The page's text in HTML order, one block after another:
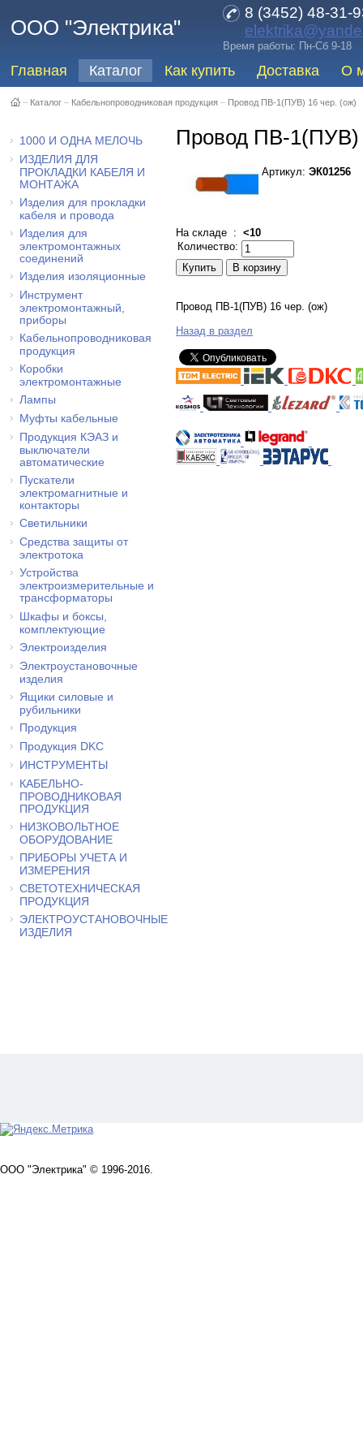
ООО "Электрика"
8 (3452) 48-31-
Время работы: Пн-Сб 9-18
Главная Каталог Как купить Доставка О
– Каталог – Кабельнопроводниковая продукция – Провод ПВ-1(ПУВ) 16 чер. (ож)
1000 И ОДНА МЕЛОЧЬ
ИЗДЕЛИЯ ДЛЯ
ПРОКЛАДКИ КАБЕЛЯ И
МОНТАЖА
Изделия для прокладки
кабеля и провода
Изделия для
электромонтажных
соединений
Изделия изоляционные
Инструмент
электромонтажный,
приборы
Кабельнопроводниковая
продукция
Коробки
электромонтажные
Лампы
Муфты кабельные
Продукция КЭАЗ и
выключатели
автоматические
Пускатели
электромагнитные и
контакторы
Светильники
Средства защиты от
электротока
Устройства
электроизмерительные и
трансформаторы
Шкафы и боксы,
комплектующие
Электроизделия
Электроустановочные
изделия
Ящики силовые и
рубильники
Продукция
Продукция DKC
ИНСТРУМЕНТЫ
КАБЕЛЬНО-
ПРОВОДНИКОВАЯ
ПРОДУКЦИЯ
НИЗКОВОЛЬТНОЕ
ОБОРУДОВАНИЕ
ПРИБОРЫ УЧЕТА И
ИЗМЕРЕНИЯ
СВЕТОТЕХНИЧЕСКАЯ
ПРОДУКЦИЯ
ЭЛЕКТРОУСТАНОВОЧНЫЕ
ИЗДЕЛИЯ
Провод ПВ-1(ПУВ)
Артикул: ЭК01256
На складе : <10
Количество:
Провод ПВ-1(ПУВ) 16 чер. (ож)
Назад в раздел
ООО "Электрика" © 1996-2016.